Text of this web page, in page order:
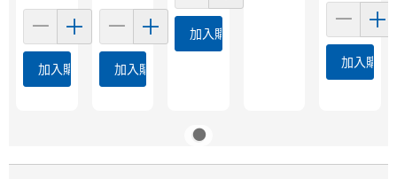
加入購物車 加入購物車
加入購物車
加入購物